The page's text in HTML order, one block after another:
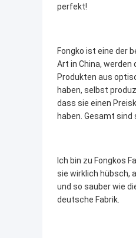
perfekt!
Fongko ist eine der
Art in China,
Produkten aus
haben, selbst
dass sie einen
haben. Gesamt sind
Ich bin zu Fongkos
sie wirklich hübsch,
und so sauber wie
deutsche Fabrik.